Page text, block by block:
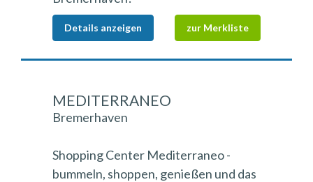
Details anzeigen zur Merkliste
MEDITERRANEO
Bremerhaven
Shopping Center Mediterraneo -
bummeln, shoppen, genießen und das